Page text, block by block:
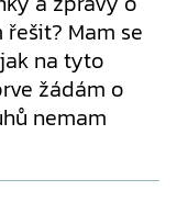
Mam se
na tyto
žádám o
nemam